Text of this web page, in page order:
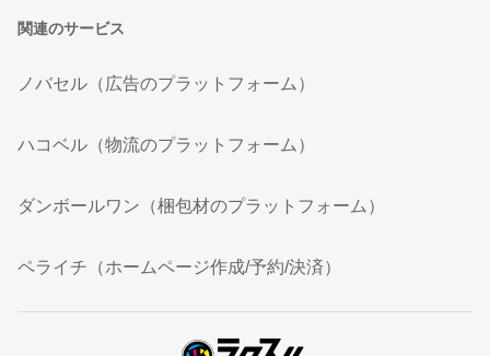
関連のサービス
ノバセル（広告のプラットフォーム）
ハコベル（物流のプラットフォーム）
ダンボールワン（梱包材のプラットフォーム）
ペライチ（ホームページ作成/予約/決済）